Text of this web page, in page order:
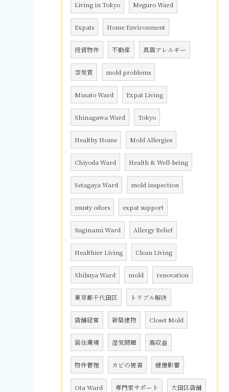
Living in Tokyo Meguro Ward
Expats Home Environment
投資物件 不動産 真菌アレルギー
空気質 mold problems
Minato Ward Expat Living
Shinagawa Ward Tokyo
Healthy Home Mold Allergies
Chiyoda Ward Health & Well-being
Setagaya Ward mold inspection
musty odors expat support
Suginami Ward Allergy Relief
Healthier Living Clean Living
Shibuya Ward mold renovation
東京都千代田区 トラブル解決
店舗経営 新築建物 Closet Mold
居住環境 湿気問題 高収益
物件管理 カビの被害 健康影響
Ota Ward 専門家サポート 大田区店舗